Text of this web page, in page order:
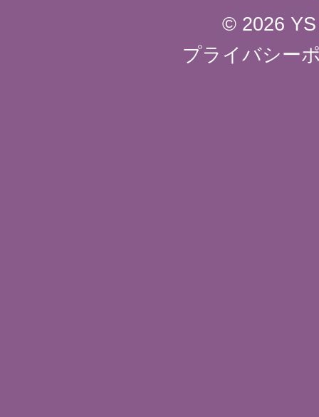
© 2026
プライバシー